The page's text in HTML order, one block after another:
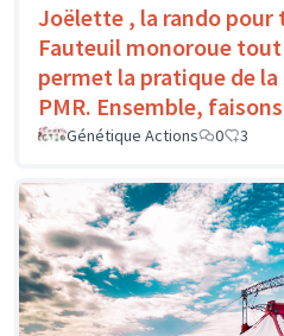
Joëlette , la rando pour
Fauteuil monoroue
permet la pratique de la
PMR. Ensemble,
Génétique Actions 0 3